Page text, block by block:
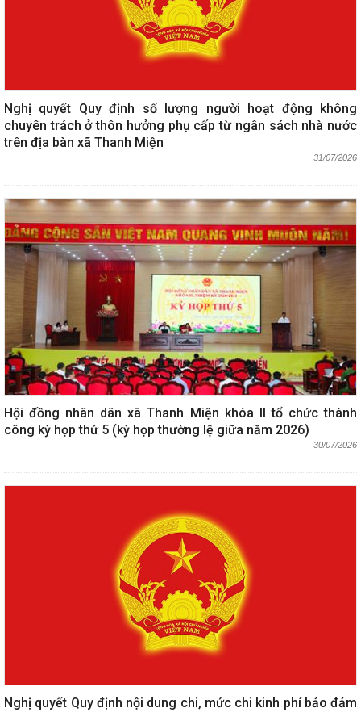
Nghị quyết Quy định số lượng người hoạt động không
chuyên trách ở thôn hưởng phụ cấp từ ngân sách nhà nước
trên địa bàn xã Thanh Miện
31/07/2026
Hội đồng nhân dân xã Thanh Miện khóa II tổ chức thành
công kỳ họp thứ 5 (kỳ họp thường lệ giữa năm 2026)
30/07/2026
Nghị quyết Quy định nội dung chi, mức chi kinh phí bảo đảm